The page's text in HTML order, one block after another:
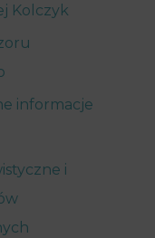
Kolczyk
informacje
i